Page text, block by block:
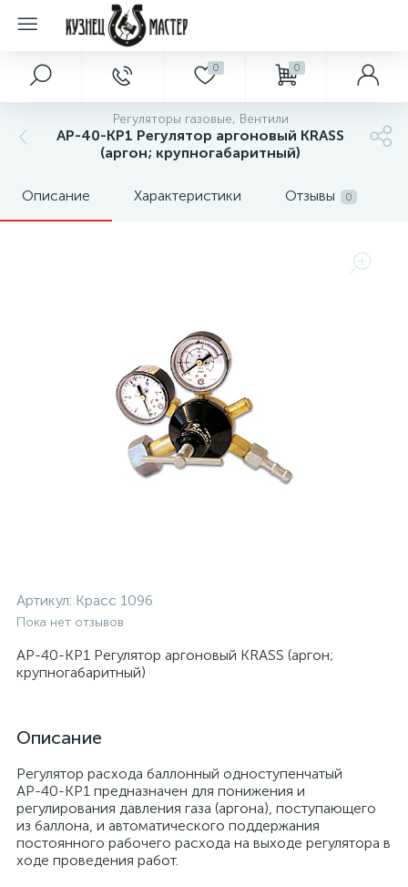
0 0
Регуляторы газовые, Вентили
АР-40-КР1 Регулятор аргоновый KRASS
(аргон; крупногабаритный)
Описание Характеристики Отзывы 0
Артикул: Красс 1096
Пока нет отзывов
АР-40-КР1 Регулятор аргоновый KRASS (аргон;
крупногабаритный)
Описание
Регулятор расхода баллонный одноступенчатый
АР-40-КР1 предназначен для понижения и
регулирования давления газа (аргона), поступающего
из баллона, и автоматического поддержания
постоянного рабочего расхода на выходе регулятора в
ходе проведения работ.